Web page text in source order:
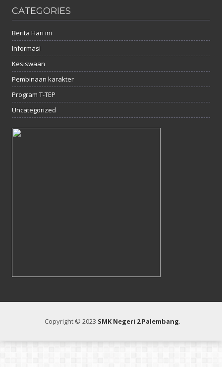
CATEGORIES
Berita Hari ini
Informasi
Kesiswaan
Pembinaan karakter
Program T-TEP
Uncategorized
Copyright © 2023 SMK Negeri 2 Palembang.